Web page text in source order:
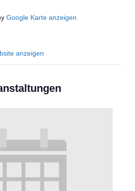
Google Karte anzeigen
anzeigen